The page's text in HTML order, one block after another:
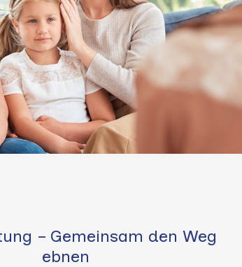
– Gemeinsam den Weg
ebnen